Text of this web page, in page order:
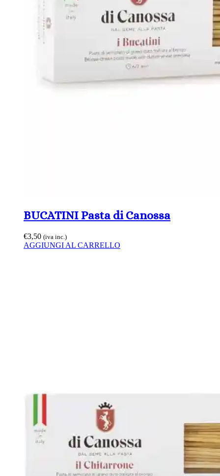
BUCATINI Pasta di Canossa
€3,50 (iva inc.)
AGGIUNGI AL CARRELLO